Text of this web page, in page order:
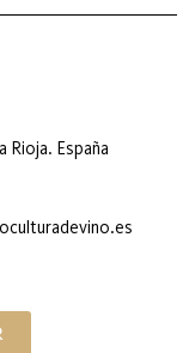
Rioja. España